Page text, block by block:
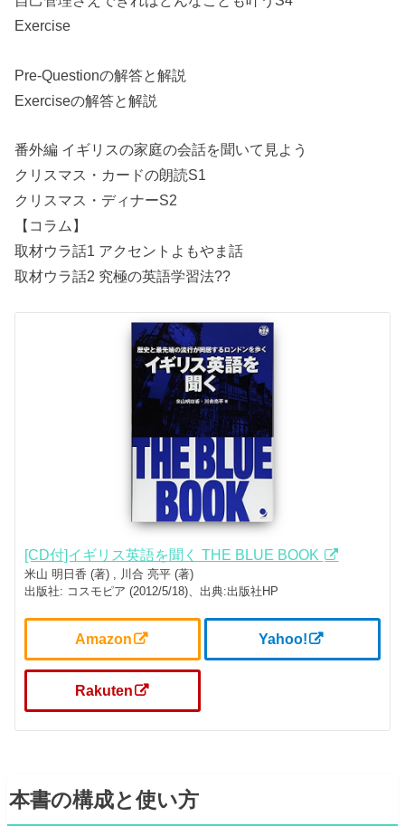
Exercise
Pre-Questionの解答と解説
Exerciseの解答と解説
番外編 イギリスの家庭の会話を聞いて見よう
クリスマス・カードの朗読S1
クリスマス・ディナーS2
【コラム】
取材ウラ話1 アクセントよもやま話
取材ウラ話2 究極の英語学習法??
[CD付]イギリス英語を聞く THE BLUE BOOK
米山 明日香 (著) , 川合 亮平 (著)
出版社: コスモピア (2012/5/18)、出典:出版社HP
Amazon Yahoo!
Rakuten
本書の構成と使い方